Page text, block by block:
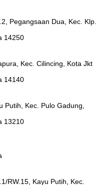
Pegangsaan Dua, Kec. Klp.
14250
Kec. Cilincing, Kota Jkt
14140
Putih, Kec. Pulo Gadung,
13210
RW.15, Kayu Putih, Kec.